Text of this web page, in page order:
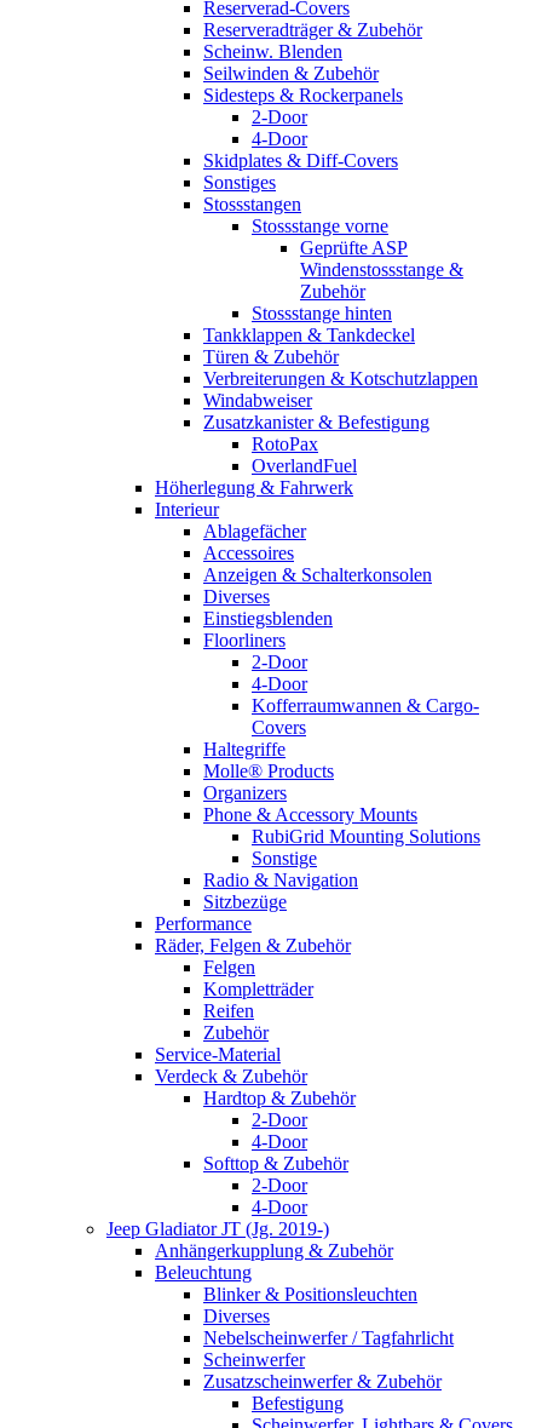
Reserverad-Covers
Reserveradträger & Zubehör
Scheinw. Blenden
Seilwinden & Zubehör
Sidesteps & Rockerpanels
2-Door
4-Door
Skidplates & Diff-Covers
Sonstiges
Stossstangen
Stossstange vorne
Geprüfte ASP
Windenstossstange &
Zubehör
Stossstange hinten
Tankklappen & Tankdeckel
Türen & Zubehör
Verbreiterungen & Kotschutzlappen
Windabweiser
Zusatzkanister & Befestigung
RotoPax
OverlandFuel
Höherlegung & Fahrwerk
Interieur
Ablagefächer
Accessoires
Anzeigen & Schalterkonsolen
Diverses
Einstiegsblenden
Floorliners
2-Door
4-Door
Kofferraumwannen & Cargo-
Covers
Haltegriffe
Molle® Products
Organizers
Phone & Accessory Mounts
RubiGrid Mounting Solutions
Sonstige
Radio & Navigation
Sitzbezüge
Performance
Räder, Felgen & Zubehör
Felgen
Kompletträder
Reifen
Zubehör
Service-Material
Verdeck & Zubehör
Hardtop & Zubehör
2-Door
4-Door
Softtop & Zubehör
2-Door
4-Door
Jeep Gladiator JT (Jg. 2019-)
Anhängerkupplung & Zubehör
Beleuchtung
Blinker & Positionsleuchten
Diverses
Nebelscheinwerfer / Tagfahrlicht
Scheinwerfer
Zusatzscheinwerfer & Zubehör
Befestigung